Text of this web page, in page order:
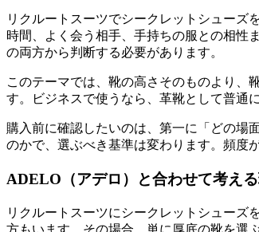
リクルートスーツでシークレットシューズ
時間、よく会う相手、手持ちの服との相性
の両方から判断する必要があります。
このテーマでは、靴の高さそのものより、
す。ビジネスで使うなら、革靴として普通
購入前に確認したいのは、第一に「どの場
のかで、選ぶべき基準は変わります。頻度
ADELO（アデロ）と合わせて考え
リクルートスーツにシークレットシューズ
方もいます。その場合、単に厚底の靴を選